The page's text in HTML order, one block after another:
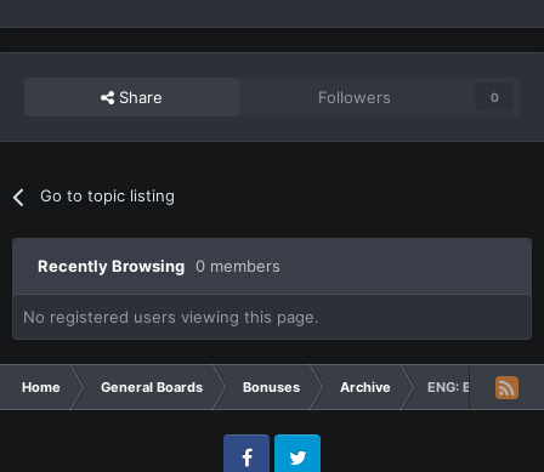
Share Followers 0
Go to topic listing
Recently Browsing 0 members
No registered users viewing this page.
Home General Boards Bonuses Archive ENG: Bonus for